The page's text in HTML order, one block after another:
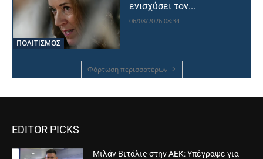
ΠΟΛΙΤΙΣΜΟΣ
ενισχύσει τον...
06/08/2026 08:34
Φόρτωση περισσοτέρων
EDITOR PICKS
Μιλάν Βιτάλις στην ΑΕΚ: Υπέγραψε για